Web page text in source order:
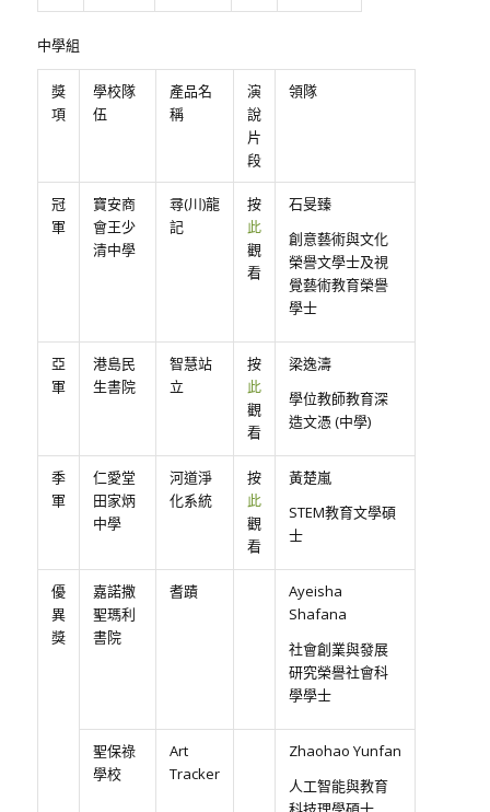
中學組
獎
項
學校隊
伍
產品名
稱
演
說
片
段
領隊
冠
軍
寶安商
會王少
清中學
尋(川)龍
記
按
此
觀
看
石旻臻
創意藝術與文化
榮譽文學士及視
覺藝術教育榮譽
學士
亞
軍
港島民
生書院
智慧站
立
按
此
觀
看
梁逸濤
學位教師教育深
造文憑 (中學)
季
軍
仁愛堂
田家炳
中學
河道淨
化系統
按
此
觀
看
黃楚嵐
STEM教育文學碩
士
優
異
獎
嘉諾撒
聖瑪利
書院
耆蹟
Ayeisha
Shafana
社會創業與發展
研究榮譽社會科
學學士
聖保祿
學校
Art
Tracker
Zhaohao Yunfan
人工智能與教育